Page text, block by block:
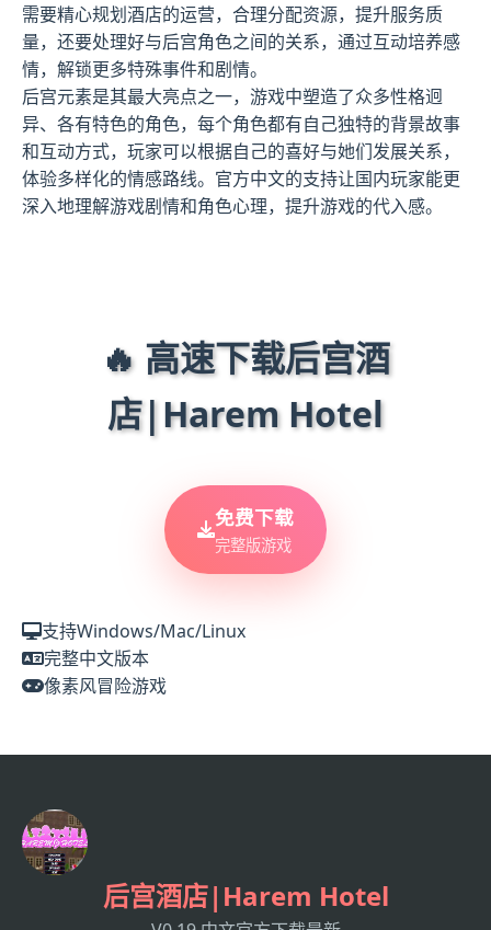
需要精心规划酒店的运营，合理分配资源，提升服务质
量，还要处理好与后宫角色之间的关系，通过互动培养感
情，解锁更多特殊事件和剧情。
后宫元素是其最大亮点之一，游戏中塑造了众多性格迥
异、各有特色的角色，每个角色都有自己独特的背景故事
和互动方式，玩家可以根据自己的喜好与她们发展关系，
体验多样化的情感路线。官方中文的支持让国内玩家能更
深入地理解游戏剧情和角色心理，提升游戏的代入感。
🔥 高速下载后宫酒
店|Harem Hotel
免费下载
完整版游戏
支持Windows/Mac/Linux
完整中文版本
像素风冒险游戏
后宫酒店|Harem Hotel